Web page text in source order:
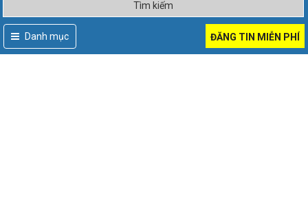
Tìm kiếm
Danh mục ĐĂNG TIN MIỄN PHÍ